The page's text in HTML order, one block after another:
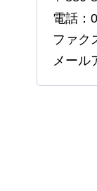
電話：
ファク
メール